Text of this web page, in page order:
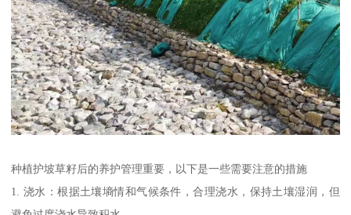
种植护坡草籽后的养护管理重要，以下是一些需要注意的措施
1. 浇水：根据土壤墒情和气候条件，合理浇水，保持土壤湿润，但